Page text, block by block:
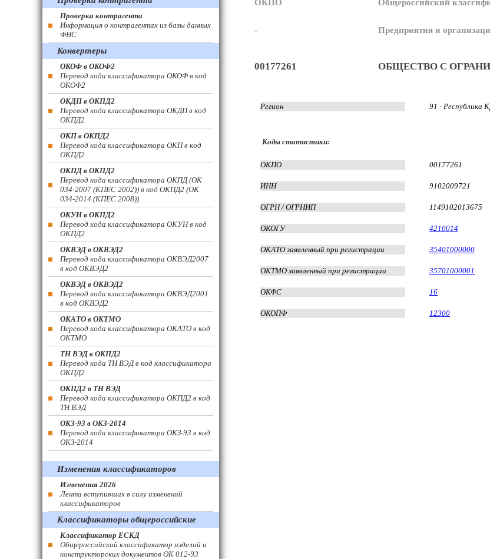
ОКПО Общероссийский
- Предприятия и
00177261 ОБЩЕСТВО С
Регион 91 - Республика
Коды статистики:
ОКПО 00177261
ИНН 9102009721
ОГРН / ОГРНИП 1149102013675
ОКОГУ 4210014
ОКАТО заявленный при регистрации 35401000000
ОКТМО заявленный при регистрации 35701000001
ОКФС 16
ОКОПФ 12300
Проверка контрагента
Информация о контрагентах из базы данных
ФНС
Конвертеры
ОКОФ в ОКОФ2
Перевод кода классификатора ОКОФ в код
ОКОФ2
ОКДП в ОКПД2
Перевод кода классификатора ОКДП в код
ОКПД2
ОКП в ОКПД2
Перевод кода классификатора ОКП в код
ОКПД2
ОКПД в ОКПД2
Перевод кода классификатора ОКПД (ОК
034-2007 (КПЕС 2002)) в код ОКПД2 (ОК
034-2014 (КПЕС 2008))
ОКУН в ОКПД2
Перевод кода классификатора ОКУН в код
ОКПД2
ОКВЭД в ОКВЭД2
Перевод кода классификатора ОКВЭД2007
в код ОКВЭД2
ОКВЭД в ОКВЭД2
Перевод кода классификатора ОКВЭД2001
в код ОКВЭД2
ОКАТО в ОКТМО
Перевод кода классификатора ОКАТО в код
ОКТМО
ТН ВЭД в ОКПД2
Перевод кода ТН ВЭД в код классификатора
ОКПД2
ОКПД2 в ТН ВЭД
Перевод кода классификатора ОКПД2 в код
ТН ВЭД
ОКЗ-93 в ОКЗ-2014
Перевод кода классификатора ОКЗ-93 в код
ОКЗ-2014
Изменения классификаторов
Изменения 2026
Лента вступивших в силу изменений
классификаторов
Классификаторы общероссийские
Классификатор ЕСКД
Общероссийский классификатор изделий и
конструкторских документов ОК 012-93